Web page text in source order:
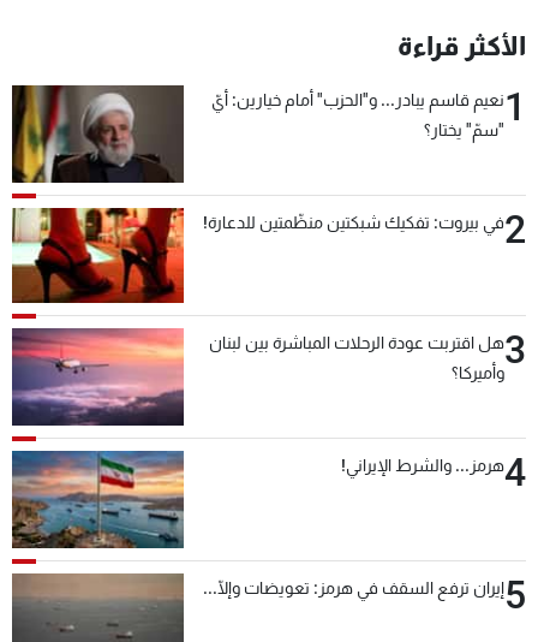
الأكثر قراءة
1نعيم قاسم يبادر... و"الحزب" أمام خيارين: أيّ
"سمّ" يختار؟
2في بيروت: تفكيك شبكتين منظّمتين للدعارة!
3هل اقتربت عودة الرحلات المباشرة بين لبنان
وأميركا؟
4هرمز... والشرط الإيراني!
5إيران ترفع السقف في هرمز: تعويضات وإلّا...
لاعلاناتكم